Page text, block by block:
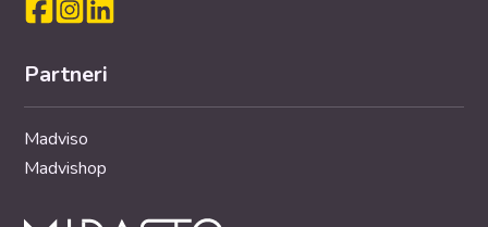
Partneri
Madviso
Madvishop